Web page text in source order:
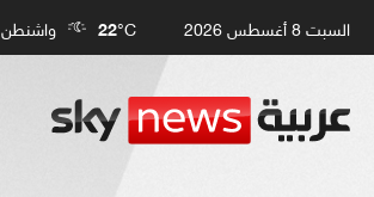
السبت 8 أغسطس 2026 22°C واشنطن